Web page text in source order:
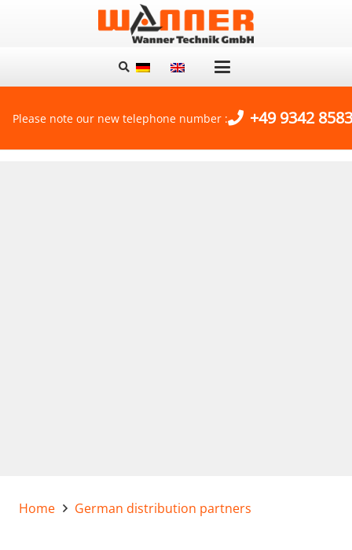
Please note our new telephone number : +49 9342
Home German distribution partners